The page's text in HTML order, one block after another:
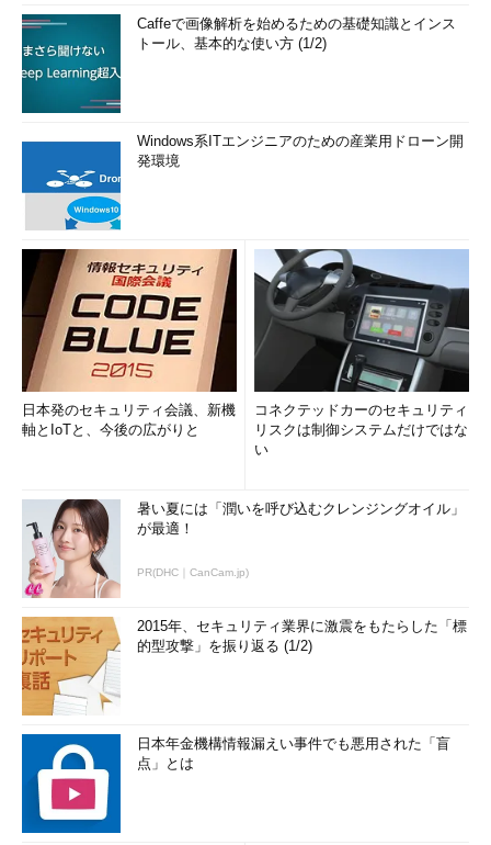
Caffeで画像解析を始めるための基礎知識とインス
トール、基本的な使い方 (1/2)
Windows系ITエンジニアのための産業用ドローン開
発環境
日本発のセキュリティ会議、新機
軸とIoTと、今後の広がりと
コネクテッドカーのセキュリティ
リスクは制御システムだけではな
い
暑い夏には「潤いを呼び込むクレンジングオイル」
が最適！
PR(DHC｜CanCam.jp)
2015年、セキュリティ業界に激震をもたらした「標
的型攻撃」を振り返る (1/2)
日本年金機構情報漏えい事件でも悪用された「盲
点」とは